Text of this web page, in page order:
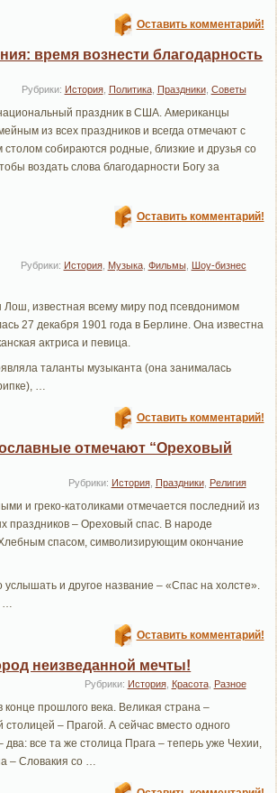
Оставить комментарий!
время вознести благодарность
Рубрики: История, Политика, Праздники, Советы
праздник в США. Американцы
из всех праздников и всегда отмечают с
собираются родные, близкие и друзья со
воздать слова благодарности Богу за
Оставить комментарий!
Рубрики: История, Музыка, Фильмы, Шоу-бизнес
известная всему миру под псевдонимом
27 декабря 1901 года в Берлине. Она известна
актриса и певица.
таланты музыканта (она занималась
…
Оставить комментарий!
отмечают “Ореховый
Рубрики: История, Праздники, Религия
и греко-католиками отмечается последний из
праздников – Ореховый спас. В народе
спасом, символизирующим окончание
услышать и другое название – «Спас на холсте».
…
Оставить комментарий!
неизведанной мечты!
Рубрики: История, Красота, Разное
прошлого века. Великая страна –
столицей – Прагой. А сейчас вместо одного
два: все та же столица Прага – теперь уже Чехии,
– Словакия со …